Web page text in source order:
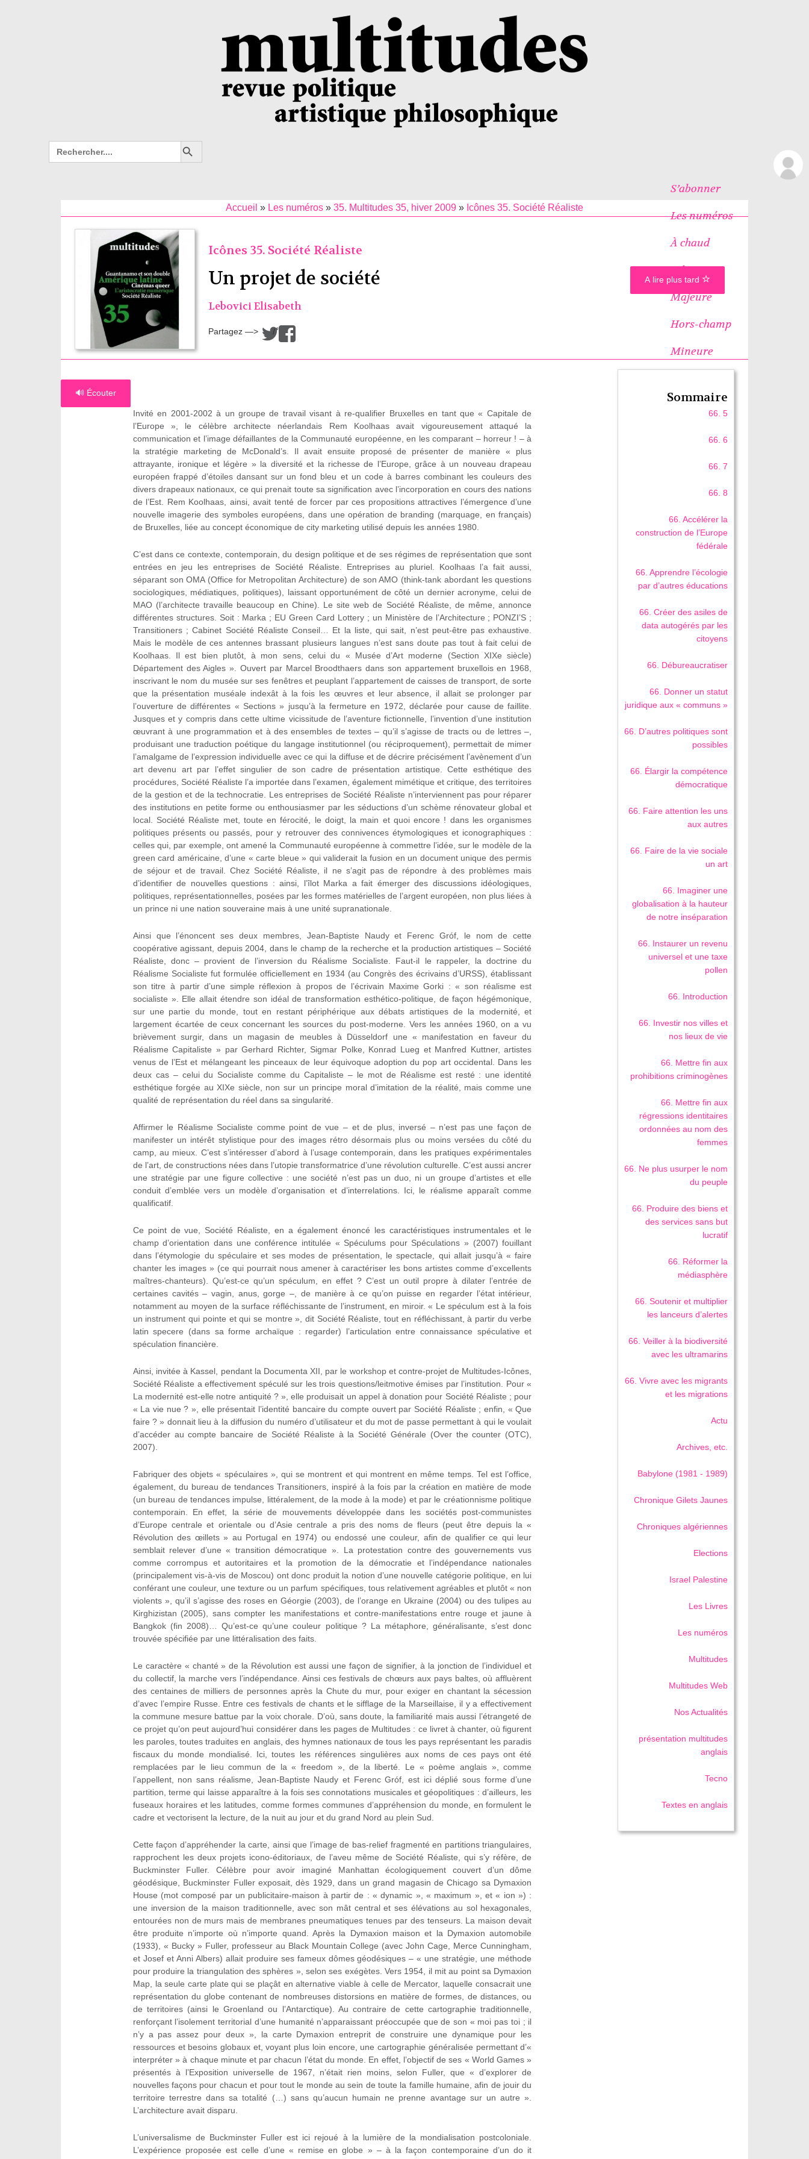
Search
for:
Search Button
S’abonner
Les numéros
À chaud
Icônes
Majeure
Hors-champ
Mineure
Accueil » Les numéros» 35. Multitudes 35, hiver 2009» Icônes 35. Société Réaliste
Icônes 35. Société Réaliste
Un projet de société
Lebovici Elisabeth
Partagez —> /
🔊 Écouter
Invité en 2001-2002 à un groupe de travail visant à re-qualifier Bruxelles en tant que « Capitale de
l’Europe », le célèbre architecte néerlandais Rem Koolhaas avait vigoureusement attaqué la
communication et l’image défaillantes de la Communauté européenne, en les comparant – horreur ! – à
la stratégie marketing de McDonald’s. Il avait ensuite proposé de présenter de manière « plus
attrayante, ironique et légère » la diversité et la richesse de l’Europe, grâce à un nouveau drapeau
européen frappé d’étoiles dansant sur un fond bleu et un code à barres combinant les couleurs des
divers drapeaux nationaux, ce qui prenait toute sa signification avec l’incorporation en cours des nations
de l’Est. Rem Koolhaas, ainsi, avait tenté de forcer par ces propositions attractives l’émergence d’une
nouvelle imagerie des symboles européens, dans une opération de branding (marquage, en français)
de Bruxelles, liée au concept économique de city marketing utilisé depuis les années 1980.
C’est dans ce contexte, contemporain, du design politique et de ses régimes de représentation que sont
entrées en jeu les entreprises de Société Réaliste. Entreprises au pluriel. Koolhaas l’a fait aussi,
séparant son OMA (Office for Metropolitan Architecture) de son AMO (think-tank abordant les questions
sociologiques, médiatiques, politiques), laissant opportunément de côté un dernier acronyme, celui de
MAO (l’architecte travaille beaucoup en Chine). Le site web de Société Réaliste, de même, annonce
différentes structures. Soit : Marka ; EU Green Card Lottery ; un Ministère de l’Architecture ; PONZI’S ;
Transitioners ; Cabinet Société Réaliste Conseil… Et la liste, qui sait, n’est peut-être pas exhaustive.
Mais le modèle de ces antennes brassant plusieurs langues n’est sans doute pas tout à fait celui de
Koolhaas. Il est bien plutôt, à mon sens, celui du « Musée d’Art moderne (Section XIXe siècle)
Département des Aigles ». Ouvert par Marcel Broodthaers dans son appartement bruxellois en 1968,
inscrivant le nom du musée sur ses fenêtres et peuplant l’appartement de caisses de transport, de sorte
que la présentation muséale indexât à la fois les œuvres et leur absence, il allait se prolonger par
l’ouverture de différentes « Sections » jusqu’à la fermeture en 1972, déclarée pour cause de faillite.
Jusques et y compris dans cette ultime vicissitude de l’aventure fictionnelle, l’invention d’une institution
œuvrant à une programmation et à des ensembles de textes – qu’il s’agisse de tracts ou de lettres –,
produisant une traduction poétique du langage institutionnel (ou réciproquement), permettait de mimer
l’amalgame de l’expression individuelle avec ce qui la diffuse et de décrire précisément l’avènement d’un
art devenu art par l’effet singulier de son cadre de présentation artistique. Cette esthétique des
procédures, Société Réaliste l’a importée dans l’examen, également mimétique et critique, des territoires
de la gestion et de la technocratie. Les entreprises de Société Réaliste n’interviennent pas pour réparer
des institutions en petite forme ou enthousiasmer par les séductions d’un schème rénovateur global et
local. Société Réaliste met, toute en férocité, le doigt, la main et quoi encore ! dans les organismes
politiques présents ou passés, pour y retrouver des connivences étymologiques et iconographiques :
celles qui, par exemple, ont amené la Communauté européenne à commettre l’idée, sur le modèle de la
green card américaine, d’une « carte bleue » qui validerait la fusion en un document unique des permis
de séjour et de travail. Chez Société Réaliste, il ne s’agit pas de répondre à des problèmes mais
d’identifier de nouvelles questions : ainsi, l’îlot Marka a fait émerger des discussions idéologiques,
politiques, représentationnelles, posées par les formes matérielles de l’argent européen, non plus liées à
un prince ni une nation souveraine mais à une unité supranationale.
Ainsi que l’énoncent ses deux membres, Jean-Baptiste Naudy et Ferenc Gróf, le nom de cette
coopérative agissant, depuis 2004, dans le champ de la recherche et la production artistiques – Société
Réaliste, donc – provient de l’inversion du Réalisme Socialiste. Faut-il le rappeler, la doctrine du
Réalisme Socialiste fut formulée officiellement en 1934 (au Congrès des écrivains d’URSS), établissant
son titre à partir d’une simple réflexion à propos de l’écrivain Maxime Gorki : « son réalisme est
socialiste ». Elle allait étendre son idéal de transformation esthético-politique, de façon hégémonique,
sur une partie du monde, tout en restant périphérique aux débats artistiques de la modernité, et
largement écartée de ceux concernant les sources du post-moderne. Vers les années 1960, on a vu
brièvement surgir, dans un magasin de meubles à Düsseldorf une « manifestation en faveur du
Réalisme Capitaliste » par Gerhard Richter, Sigmar Polke, Konrad Lueg et Manfred Kuttner, artistes
venus de l’Est et mélangeant les pinceaux de leur équivoque adoption du pop art occidental. Dans les
deux cas – celui du Socialiste comme du Capitaliste – le mot de Réalisme est resté : une identité
esthétique forgée au XIXe siècle, non sur un principe moral d’imitation de la réalité, mais comme une
qualité de représentation du réel dans sa singularité.
Affirmer le Réalisme Socialiste comme point de vue – et de plus, inversé – n’est pas une façon de
manifester un intérêt stylistique pour des images rétro désormais plus ou moins versées du côté du
camp, au mieux. C’est s’intéresser d’abord à l’usage contemporain, dans les pratiques expérimentales
de l’art, de constructions nées dans l’utopie transformatrice d’une révolution culturelle. C’est aussi ancrer
une stratégie par une figure collective : une société n’est pas un duo, ni un groupe d’artistes et elle
conduit d’emblée vers un modèle d’organisation et d’interrelations. Ici, le réalisme apparaît comme
qualificatif.
Ce point de vue, Société Réaliste, en a également énoncé les caractéristiques instrumentales et le
champ d’orientation dans une conférence intitulée « Spéculums pour Spéculations » (2007) fouillant
dans l’étymologie du spéculaire et ses modes de présentation, le spectacle, qui allait jusqu’à « faire
chanter les images » (ce qui pourrait nous amener à caractériser les bons artistes comme d’excellents
maîtres-chanteurs). Qu’est-ce qu’un spéculum, en effet ? C’est un outil propre à dilater l’entrée de
certaines cavités – vagin, anus, gorge –, de manière à ce qu’on puisse en regarder l’état intérieur,
notamment au moyen de la surface réfléchissante de l’instrument, en miroir. « Le spéculum est à la fois
un instrument qui pointe et qui se montre », dit Société Réaliste, tout en réfléchissant, à partir du verbe
latin specere (dans sa forme archaïque : regarder) l’articulation entre connaissance spéculative et
spéculation financière.
Ainsi, invitée à Kassel, pendant la Documenta XII, par le workshop et contre-projet de Multitudes-Icônes,
Société Réaliste a effectivement spéculé sur les trois questions/leitmotive émises par l’institution. Pour «
La modernité est-elle notre antiquité ? », elle produisait un appel à donation pour Société Réaliste ; pour
« La vie nue ? », elle présentait l’identité bancaire du compte ouvert par Société Réaliste ; enfin, « Que
faire ? » donnait lieu à la diffusion du numéro d’utilisateur et du mot de passe permettant à qui le voulait
d’accéder au compte bancaire de Société Réaliste à la Société Générale (Over the counter (OTC),
2007).
Fabriquer des objets « spéculaires », qui se montrent et qui montrent en même temps. Tel est l’office,
également, du bureau de tendances Transitioners, inspiré à la fois par la création en matière de mode
(un bureau de tendances impulse, littéralement, de la mode à la mode) et par le créationnisme politique
contemporain. En effet, la série de mouvements développée dans les sociétés post-communistes
d’Europe centrale et orientale ou d’Asie centrale a pris des noms de fleurs (peut être depuis la «
Révolution des œillets » au Portugal en 1974) ou endossé une couleur, afin de qualifier ce qui leur
semblait relever d’une « transition démocratique ». La protestation contre des gouvernements vus
comme corrompus et autoritaires et la promotion de la démocratie et l’indépendance nationales
(principalement vis-à-vis de Moscou) ont donc produit la notion d’une nouvelle catégorie politique, en lui
conférant une couleur, une texture ou un parfum spécifiques, tous relativement agréables et plutôt « non
violents », qu’il s’agisse des roses en Géorgie (2003), de l’orange en Ukraine (2004) ou des tulipes au
Kirghizistan (2005), sans compter les manifestations et contre-manifestations entre rouge et jaune à
Bangkok (fin 2008)… Qu’est-ce qu’une couleur politique ? La métaphore, généralisante, s’est donc
trouvée spécifiée par une littéralisation des faits.
Le caractère « chanté » de la Révolution est aussi une façon de signifier, à la jonction de l’individuel et
du collectif, la marche vers l’indépendance. Ainsi ces festivals de chœurs aux pays baltes, où affluèrent
des centaines de milliers de personnes après la Chute du mur, pour exiger en chantant la sécession
d’avec l’empire Russe. Entre ces festivals de chants et le sifflage de la Marseillaise, il y a effectivement
la commune mesure battue par la voix chorale. D’où, sans doute, la familiarité mais aussi l’étrangeté de
ce projet qu’on peut aujourd’hui considérer dans les pages de Multitudes : ce livret à chanter, où figurent
les paroles, toutes traduites en anglais, des hymnes nationaux de tous les pays représentant les paradis
fiscaux du monde mondialisé. Ici, toutes les références singulières aux noms de ces pays ont été
remplacées par le lieu commun de la « freedom », de la liberté. Le « poème anglais », comme
l’appellent, non sans réalisme, Jean-Baptiste Naudy et Ferenc Gróf, est ici déplié sous forme d’une
partition, terme qui laisse apparaître à la fois ses connotations musicales et géopolitiques : d’ailleurs, les
fuseaux horaires et les latitudes, comme formes communes d’appréhension du monde, en formulent le
cadre et vectorisent la lecture, de la nuit au jour et du grand Nord au plein Sud.
Cette façon d’appréhender la carte, ainsi que l’image de bas-relief fragmenté en partitions triangulaires,
rapprochent les deux projets icono-éditoriaux, de l’aveu même de Société Réaliste, qui s’y réfère, de
Buckminster Fuller. Célèbre pour avoir imaginé Manhattan écologiquement couvert d’un dôme
géodésique, Buckminster Fuller exposait, dès 1929, dans un grand magasin de Chicago sa Dymaxion
House (mot composé par un publicitaire-maison à partir de : « dynamic », « maximum », et « ion ») :
une inversion de la maison traditionnelle, avec son mât central et ses élévations au sol hexagonales,
entourées non de murs mais de membranes pneumatiques tenues par des tenseurs. La maison devait
être produite n’importe où n’importe quand. Après la Dymaxion maison et la Dymaxion automobile
(1933), « Bucky » Fuller, professeur au Black Mountain College (avec John Cage, Merce Cunningham,
et Josef et Anni Albers) allait produire ses fameux dômes géodésiques – « une stratégie, une méthode
pour produire la triangulation des sphères », selon ses exégètes. Vers 1954, il mit au point sa Dymaxion
Map, la seule carte plate qui se plaçât en alternative viable à celle de Mercator, laquelle consacrait une
représentation du globe contenant de nombreuses distorsions en matière de formes, de distances, ou
de territoires (ainsi le Groenland ou l’Antarctique). Au contraire de cette cartographie traditionnelle,
renforçant l’isolement territorial d’une humanité n’apparaissant préoccupée que de son « moi pas toi ; il
n’y a pas assez pour deux », la carte Dymaxion entreprit de construire une dynamique pour les
ressources et besoins globaux et, voyant plus loin encore, une cartographie généralisée permettant d’«
interpréter » à chaque minute et par chacun l’état du monde. En effet, l’objectif de ses « World Games »
présentés à l’Exposition universelle de 1967, n’était rien moins, selon Fuller, que « d’explorer de
nouvelles façons pour chacun et pour tout le monde au sein de toute la famille humaine, afin de jouir du
territoire terrestre dans sa totalité (…) sans qu’aucun humain ne prenne avantage sur un autre ».
L’architecture avait disparu.
L’universalisme de Buckminster Fuller est ici rejoué à la lumière de la mondialisation postcoloniale.
L’expérience proposée est celle d’une « remise en globe » – à la façon contemporaine d’un do it
A lire plus tard
Sommaire
66. 5
66. 6
66. 7
66. 8
66. Accélérer la
construction de l’Europe
fédérale
66. Apprendre l’écologie
par d’autres éducations
66. Créer des asiles de
data autogérés par les
citoyens
66. Débureaucratiser
66. Donner un statut
juridique aux « communs »
66. D’autres politiques sont
possibles
66. Élargir la compétence
démocratique
66. Faire attention les uns
aux autres
66. Faire de la vie sociale
un art
66. Imaginer une
globalisation à la hauteur
de notre inséparation
66. Instaurer un revenu
universel et une taxe
pollen
66. Introduction
66. Investir nos villes et
nos lieux de vie
66. Mettre fin aux
prohibitions criminogènes
66. Mettre fin aux
régressions identitaires
ordonnées au nom des
femmes
66. Ne plus usurper le nom
du peuple
66. Produire des biens et
des services sans but
lucratif
66. Réformer la
médiasphère
66. Soutenir et multiplier
les lanceurs d’alertes
66. Veiller à la biodiversité
avec les ultramarins
66. Vivre avec les migrants
et les migrations
Actu
Archives, etc.
Babylone (1981 - 1989)
Chronique Gilets Jaunes
Chroniques algériennes
Elections
Israel Palestine
Les Livres
Les numéros
Multitudes
Multitudes Web
Nos Actualités
présentation multitudes
anglais
Tecno
Textes en anglais